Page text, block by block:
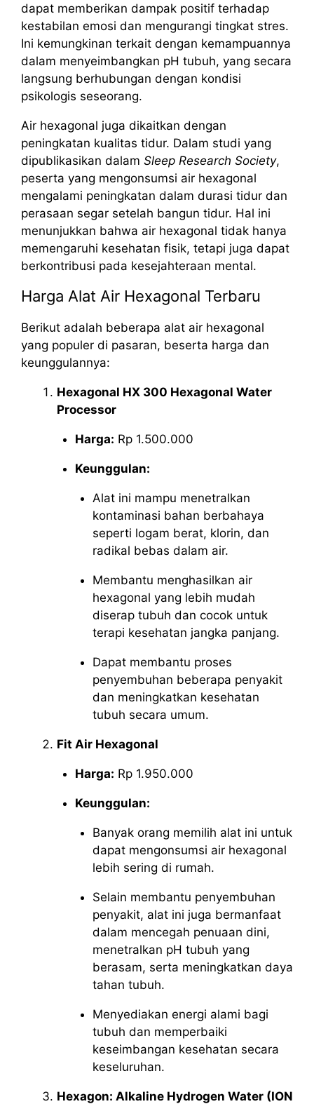
dapat memberikan dampak positif terhadap
kestabilan emosi dan mengurangi tingkat stres.
Ini kemungkinan terkait dengan kemampuannya
dalam menyeimbangkan pH tubuh, yang secara
langsung berhubungan dengan kondisi
psikologis seseorang.
Air hexagonal juga dikaitkan dengan
peningkatan kualitas tidur. Dalam studi yang
dipublikasikan dalam Sleep Research Society,
peserta yang mengonsumsi air hexagonal
mengalami peningkatan dalam durasi tidur dan
perasaan segar setelah bangun tidur. Hal ini
menunjukkan bahwa air hexagonal tidak hanya
memengaruhi kesehatan fisik, tetapi juga dapat
berkontribusi pada kesejahteraan mental.
Harga Alat Air Hexagonal Terbaru
Berikut adalah beberapa alat air hexagonal
yang populer di pasaran, beserta harga dan
keunggulannya:
Hexagonal HX 300 Hexagonal Water
Processor
Harga: Rp 1.500.000
Keunggulan:
Alat ini mampu menetralkan
kontaminasi bahan berbahaya
seperti logam berat, klorin, dan
radikal bebas dalam air.
Membantu menghasilkan air
hexagonal yang lebih mudah
diserap tubuh dan cocok untuk
terapi kesehatan jangka panjang.
Dapat membantu proses
penyembuhan beberapa penyakit
dan meningkatkan kesehatan
tubuh secara umum.
Fit Air Hexagonal
Harga: Rp 1.950.000
Keunggulan:
Banyak orang memilih alat ini untuk
dapat mengonsumsi air hexagonal
lebih sering di rumah.
Selain membantu penyembuhan
penyakit, alat ini juga bermanfaat
dalam mencegah penuaan dini,
menetralkan pH tubuh yang
berasam, serta meningkatkan daya
tahan tubuh.
Menyediakan energi alami bagi
tubuh dan memperbaiki
keseimbangan kesehatan secara
keseluruhan.
Hexagon: Alkaline Hydrogen Water (ION